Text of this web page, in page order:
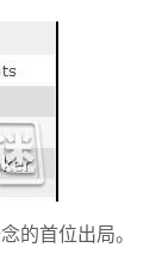
的首位出局。